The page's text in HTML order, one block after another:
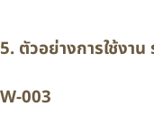
5. ตัวอย่างการใช้งา
W-003